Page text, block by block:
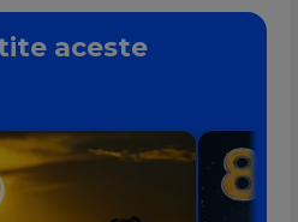
aceste